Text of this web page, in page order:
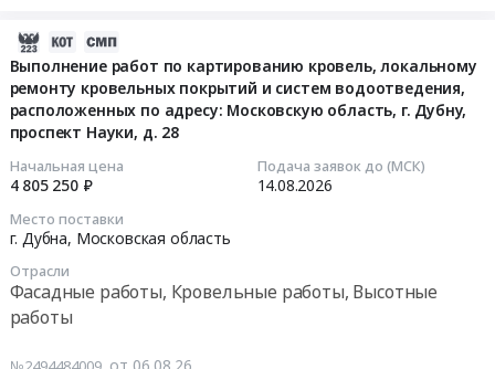
Выполнение работ по картированию кровель, локальному
ремонту кровельных покрытий и систем водоотведения,
расположенных по адресу: Московскую область, г. Дубну,
проспект Науки, д. 28
Начальная цена
4 805 250 ₽
Подача заявок до (МСК)
14.08.2026
Место поставки
г. Дубна, Московская область
Отрасли
Фасадные работы, Кровельные работы, Высотные
работы